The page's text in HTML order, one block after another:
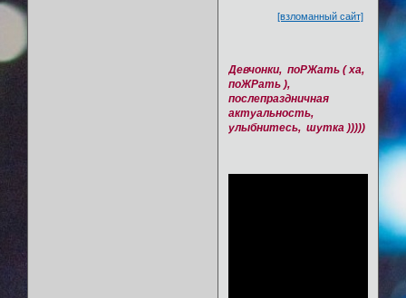
[взломанный сайт]
Девчонки, поРЖать ( ха,
поЖРать ),
послепраздничная
актуальность,
улыбнитесь, шутка )))))